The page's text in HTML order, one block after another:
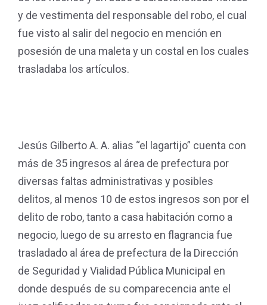
y de vestimenta del responsable del robo, el cual
fue visto al salir del negocio en mención en
posesión de una maleta y un costal en los cuales
trasladaba los artículos.
Jesús Gilberto A. A. alias “el lagartijo” cuenta con
más de 35 ingresos al área de prefectura por
diversas faltas administrativas y posibles
delitos, al menos 10 de estos ingresos son por el
delito de robo, tanto a casa habitación como a
negocio, luego de su arresto en flagrancia fue
trasladado al área de prefectura de la Dirección
de Seguridad y Vialidad Pública Municipal en
donde después de su comparecencia ante el